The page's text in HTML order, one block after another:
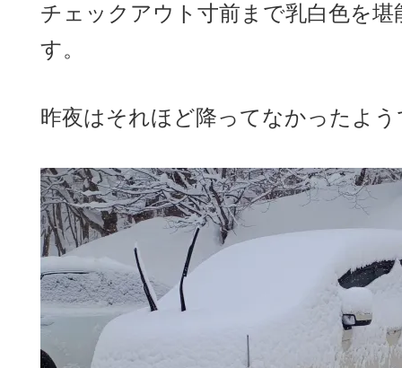
チェックアウト寸前まで乳白色を
す。
昨夜はそれほど降ってなかったよ